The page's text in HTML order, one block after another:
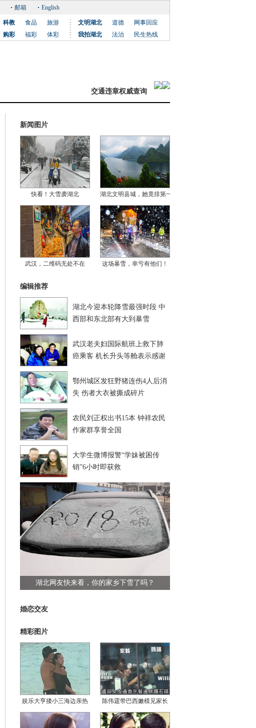
邮箱 English
科教 食品
旅游
购彩
福彩 体彩
文明湖北 道德
网事回应
我拍湖北
法治 民生热线
交通违章权威查询
新闻图片
快看！大雪袭湖北 湖北文明县城，她竟排第一
武汉，二维码无处不在 这场暴雪，幸亏有他们！
编辑推荐
湖北今迎本轮降雪最强时段 中
西部和东北部有大到暴雪
武汉老夫妇国际航班上救下肺
癌乘客 机长升头等舱表示感谢
鄂州城区发狂野猪连伤4人后消
失 伤者大衣被撕成碎片
农民刘正权出书15本 钟祥农民
作家群享誉全国
大学生微博报警“学妹被困传
销”6小时即获救
湖北网友快来看，你的家乡下雪了吗？
婚恋交友
精彩图片
娱乐大亨搂小三海边亲热 陈伟霆带巴西嫩模见家长